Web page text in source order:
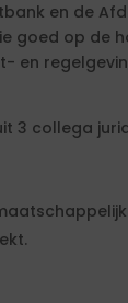
en de
goed op de
en
3 collega